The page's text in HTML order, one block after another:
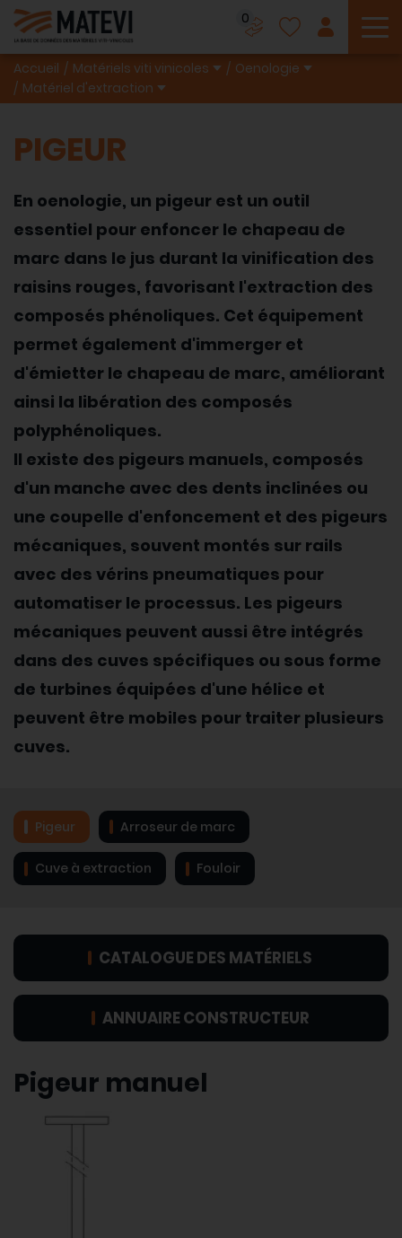
0
Accueil Matériels viti vinicoles
Oenologie
Matériel d'extraction
PIGEUR
En oenologie, un pigeur est un outil
essentiel pour enfoncer le chapeau de
marc dans le jus durant la vinification des
raisins rouges, favorisant l'extraction des
composés phénoliques. Cet équipement
permet également d'immerger et
d'émietter le chapeau de marc, améliorant
ainsi la libération des composés
polyphénoliques.
Il existe des pigeurs manuels, composés
d'un manche avec des dents inclinées ou
une coupelle d'enfoncement et des pigeurs
mécaniques, souvent montés sur rails
avec des vérins pneumatiques pour
automatiser le processus. Les pigeurs
mécaniques peuvent aussi être intégrés
dans des cuves spécifiques ou sous forme
de turbines équipées d'une hélice et
peuvent être mobiles pour traiter plusieurs
cuves.
Pigeur Arroseur de marc
Cuve à extraction Fouloir
CATALOGUE DES MATÉRIELS
ANNUAIRE CONSTRUCTEUR
Pigeur manuel